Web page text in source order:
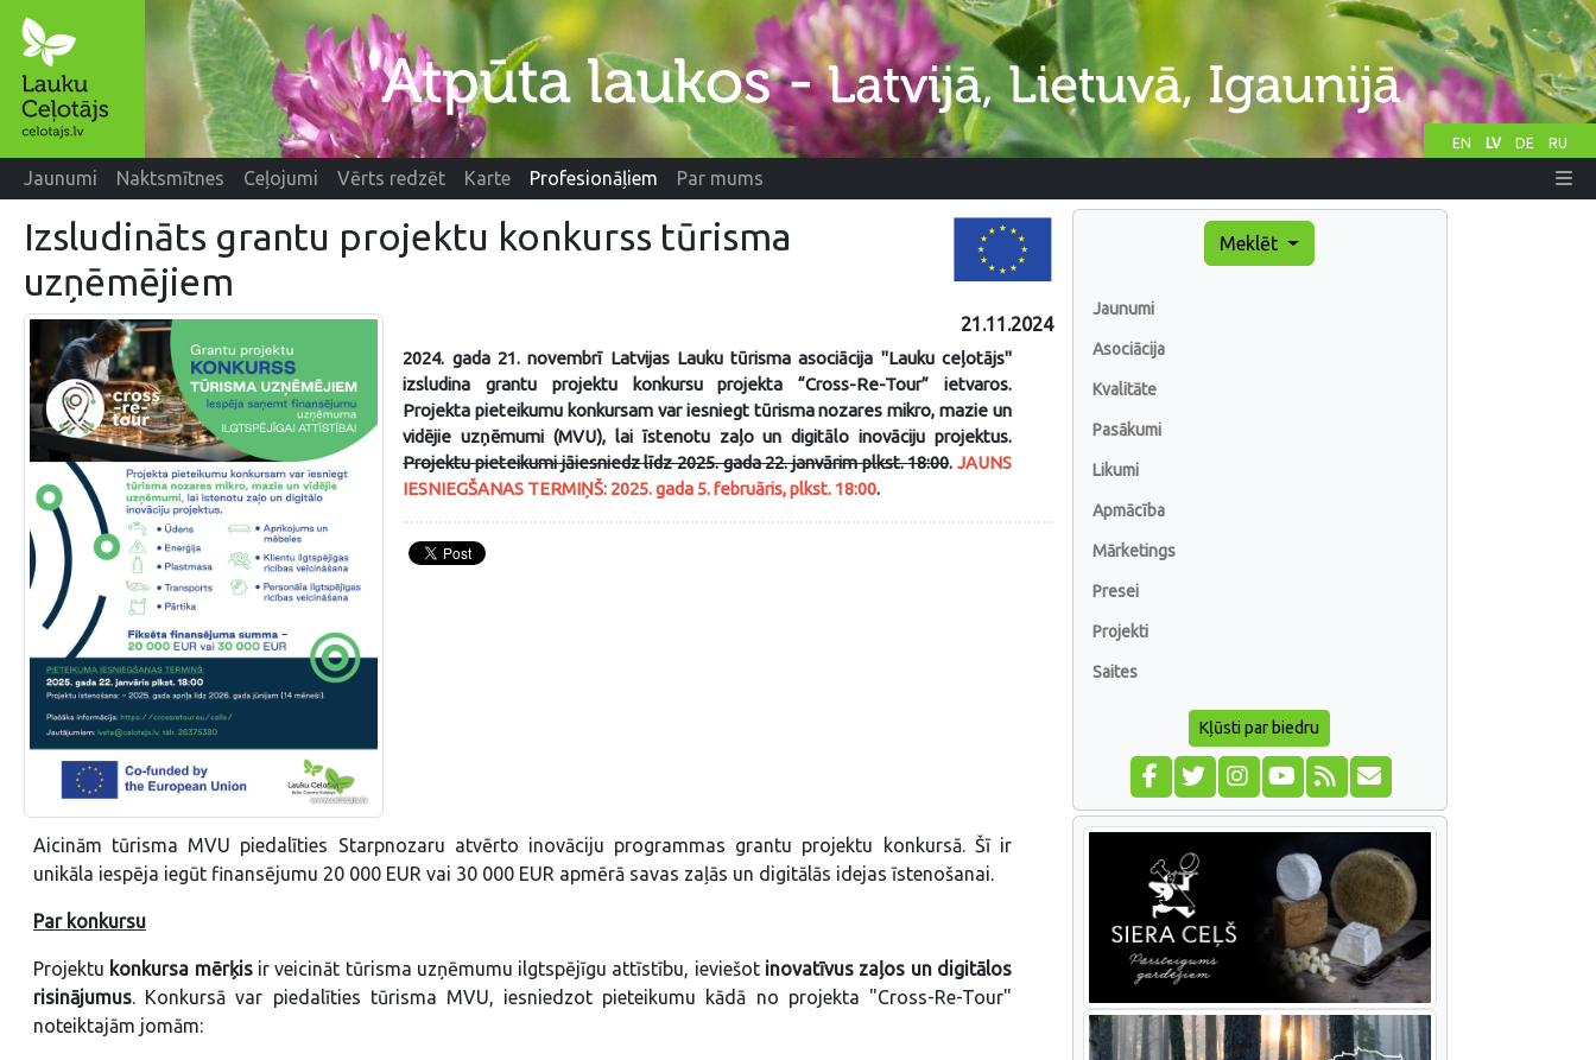
EN LV DE RU
Jaunumi Naktsmītnes Ceļojumi Vērts redzēt Karte Profesionāļiem Par mums
Izsludināts grantu projektu konkurss tūrisma
uzņēmējiem
21.11.2024
2024. gada 21. novembrī Latvijas Lauku tūrisma asociācija "Lauku ceļotājs"
izsludina grantu projektu konkursu projekta “Cross-Re-Tour” ietvaros.
Projekta pieteikumu konkursam var iesniegt tūrisma nozares mikro, mazie un
vidējie uzņēmumi (MVU), lai īstenotu zaļo un digitālo inovāciju projektus.
Projektu pieteikumi jāiesniedz līdz 2025. gada 22. janvārim plkst. 18:00. JAUNS
IESNIEGŠANAS TERMIŅŠ: 2025. gada 5. februāris, plkst. 18:00.
Aicinām tūrisma MVU piedalīties Starpnozaru atvērto inovāciju programmas grantu projektu konkursā. Šī ir
unikāla iespēja iegūt finansējumu 20 000 EUR vai 30 000 EUR apmērā savas zaļās un digitālās idejas īstenošanai.
Par konkursu
Projektu konkursa mērķisir veicināt tūrisma uzņēmumu ilgtspējīgu attīstību, ieviešot inovatīvus zaļos un digitālos
risinājumus. Konkursā var piedalīties tūrisma MVU, iesniedzot pieteikumu kādā no projekta "Cross-Re-Tour"
noteiktajām jomām:
Meklēt
Jaunumi
Asociācija
Kvalitāte
Pasākumi
Likumi
Apmācība
Mārketings
Presei
Projekti
Saites
Kļūsti par biedru